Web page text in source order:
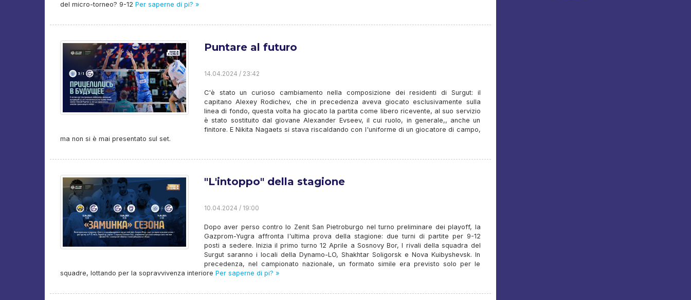
del micro-torneo? 9-12 Per saperne di pi? »
Puntare al futuro
14.04.2024 / 23:42
C'è stato un curioso cambiamento nella composizione dei residenti di Surgut: il
capitano Alexey Rodichev, che in precedenza aveva giocato esclusivamente sulla
linea di fondo, questa volta ha giocato la partita come libero ricevente, al suo servizio
è stato sostituito dal giovane Alexander Evseev, il cui ruolo, in generale,, anche un
finitore. E Nikita Nagaets si stava riscaldando con l'uniforme di un giocatore di campo,
ma non si è mai presentato sul set.
"L'intoppo" della stagione
10.04.2024 / 19:00
Dopo aver perso contro lo Zenit San Pietroburgo nel turno preliminare dei playoff, la
Gazprom-Yugra affronta l'ultima prova della stagione: due turni di partite per 9-12
posti a sedere. Inizia il primo turno 12 Aprile a Sosnovy Bor, I rivali della squadra del
Surgut saranno i locali della Dynamo-LO, Shakhtar Soligorsk e Nova Kuibyshevsk. In
precedenza, nel campionato nazionale, un formato simile era previsto solo per le
squadre, lottando per la sopravvivenza interiore Per saperne di pi? »